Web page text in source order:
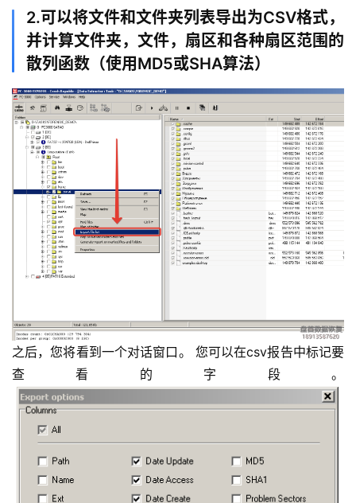
2.可以将文件和文件夹列表导出为CSV格式，
并计算文件夹，文件，扇区和各种扇区范围的
散列函数（使用MD5或SHA算法）
之后，您将看到一个对话窗口。 您可以在csv报告中标记要
查看的字段。